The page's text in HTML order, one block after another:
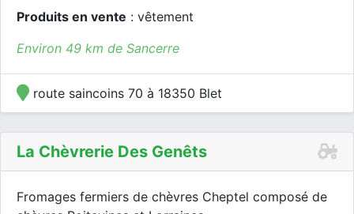
Produits en vente : vêtement
Environ 49 km de Sancerre
route saincoins 70 à 18350 Blet
La Chèvrerie Des Genêts
Fromages fermiers de chèvres Cheptel composé de